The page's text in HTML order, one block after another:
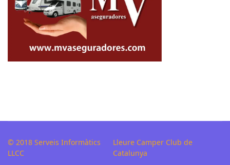
© 2018 Serveis Informàtics
LLCC
Lleure Camper Club de
Catalunya